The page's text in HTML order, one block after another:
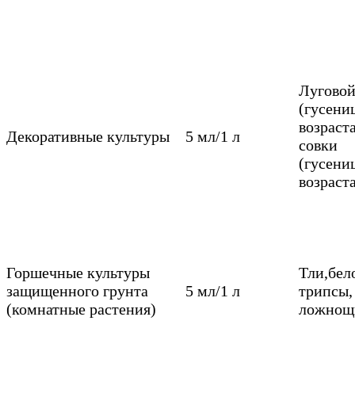
Декоративные культуры 5 мл/1 л
совки
Горшечные культуры
защищенного грунта
(комнатные растения)
5 мл/1 л